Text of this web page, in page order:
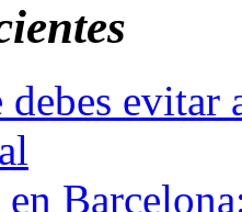
debes